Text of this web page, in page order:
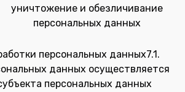
уничтожение и обезличивание
персональных данных
персональных данных7.1.
данных осуществляется
персональных данных